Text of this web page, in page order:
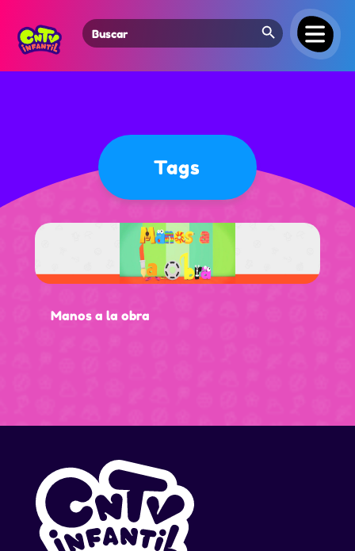
Search
for:
Search Button
Tags
Manos a la obra